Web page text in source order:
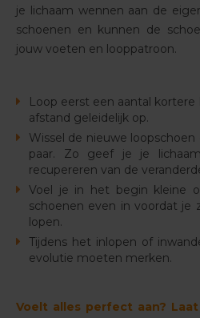
je lichaam wennen aan de
schoenen en kunnen de
jouw voeten en looppatroon.
Loop eerst een aantal kortere
afstand geleidelijk op.
Wissel de nieuwe
paar. Zo geef je je
recupereren van de
Voel je in het begin kleine
schoenen even in voordat
lopen.
Tijdens het inlopen of
evolutie moeten merken.
Voelt alles perfect aan?